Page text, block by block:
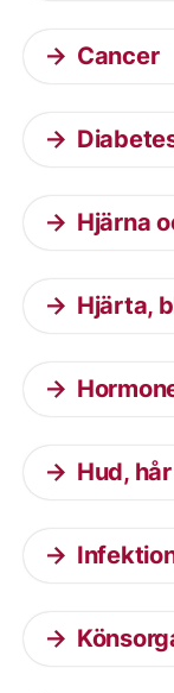
Cancer
Hjärna
Hjärta,
Hud,